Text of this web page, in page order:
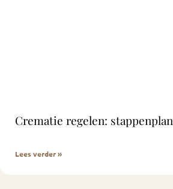
Crematie regelen: stappenplan
Lees verder »